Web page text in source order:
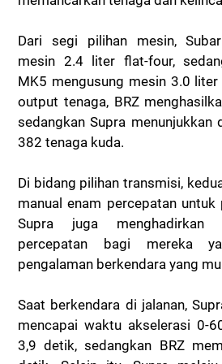
Dari segi pilihan mesin,
mesin 2.4 liter flat-four,
MK5 mengusung mesin 3.0 liter
output tenaga, BRZ
sedangkan Supra menunjukkan
382 tenaga kuda.
Di bidang pilihan transmisi,
manual enam percepatan untuk
Supra juga menghadirkan
percepatan bagi mereka
pengalaman berkendara yang
Saat berkendara di jalanan,
mencapai waktu akselerasi 0-
3,9 detik, sedangkan BRZ